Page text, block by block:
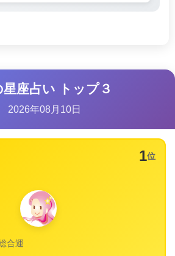
星座占い トップ３
2026年08月10日
1位
合運